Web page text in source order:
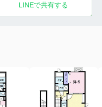
LINEで共有する